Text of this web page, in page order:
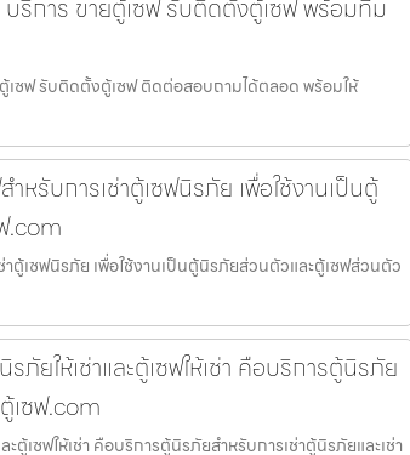
ริการ ขายตู้เซฟ รับติดตั้งตู้เซฟ พร้อมทีม
เซฟ รับติดตั้งตู้เซฟ ติดต่อสอบถามได้ตลอด พร้อมให้
หรับการเช่าตู้เซฟนิรภัย เพื่อใช้งานเป็นตู้
.com
ตู้เซฟนิรภัย เพื่อใช้งานเป็นตู้นิรภัยส่วนตัวและตู้เซฟส่วนตัว
ให้เช่าและตู้เซฟให้เช่า คือบริการตู้นิรภัย
เซฟ.com
เซฟให้เช่า คือบริการตู้นิรภัยสำหรับการเช่าตู้นิรภัยและเช่า